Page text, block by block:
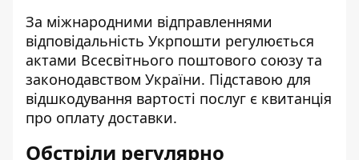
За міжнародними відправленнями
відповідальність Укрпошти регулюється
актами Всесвітнього поштового союзу та
законодавством України. Підставою для
відшкодування вартості послуг є квитанція
про оплату доставки.
Обстріли регулярно